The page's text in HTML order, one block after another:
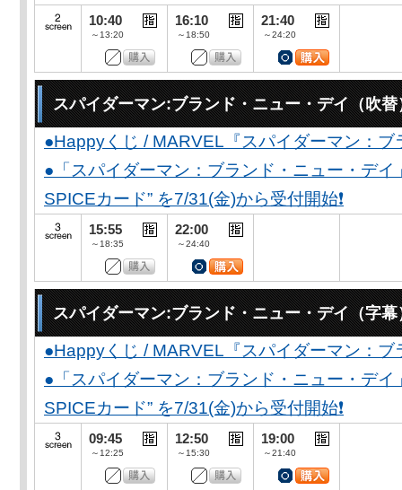
10:40
～13:20
16:10
～18:50
21:40
～24:20
スパイダーマン:ブランド・ニュー・デイ（吹替
●Happyくじ / MARVEL『スパイダーマン：
●「スパイダーマン：ブランド・ニュー・デ
SPICEカード” を7/31(金)から受付開始❗️
15:55
～18:35
22:00
～24:40
スパイダーマン:ブランド・ニュー・デイ（字幕
●Happyくじ / MARVEL『スパイダーマン：
●「スパイダーマン：ブランド・ニュー・デ
SPICEカード” を7/31(金)から受付開始❗️
09:45
～12:25
12:50
～15:30
19:00
～21:40